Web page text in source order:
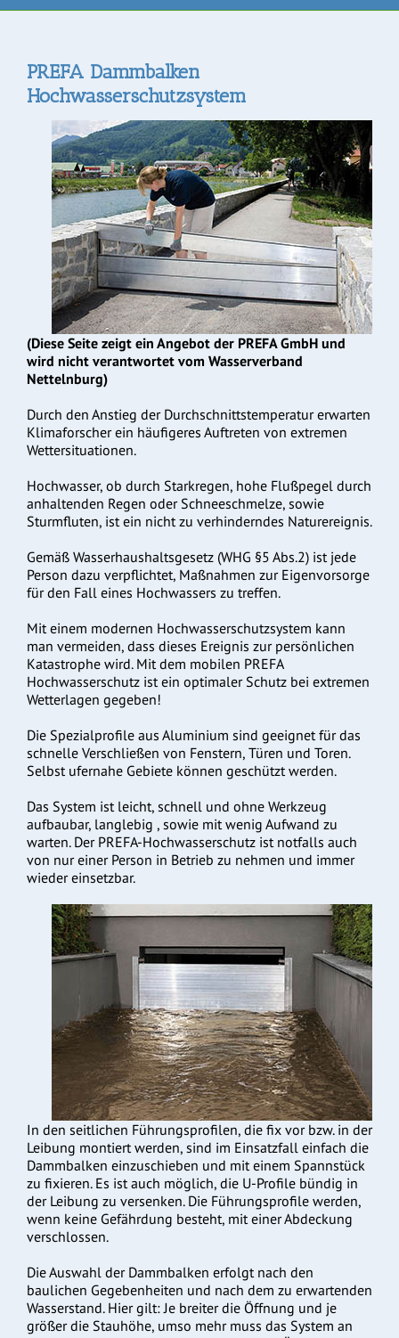
PREFA Dammbalken
Hochwasserschutzsystem
(Diese Seite zeigt ein Angebot der PREFA GmbH und
wird nicht verantwortet vom Wasserverband
Nettelnburg)
Durch den Anstieg der Durchschnittstemperatur erwarten
Klimaforscher ein häufigeres Auftreten von extremen
Wettersituationen.
Hochwasser, ob durch Starkregen, hohe Flußpegel durch
anhaltenden Regen oder Schneeschmelze, sowie
Sturmfluten, ist ein nicht zu verhinderndes Naturereignis.
Gemäß Wasserhaushaltsgesetz (WHG §5 Abs.2) ist jede
Person dazu verpflichtet, Maßnahmen zur Eigenvorsorge
für den Fall eines Hochwassers zu treffen.
Mit einem modernen Hochwasserschutzsystem kann
man vermeiden, dass dieses Ereignis zur persönlichen
Katastrophe wird. Mit dem mobilen PREFA
Hochwasserschutz ist ein optimaler Schutz bei extremen
Wetterlagen gegeben!
Die Spezialprofile aus Aluminium sind geeignet für das
schnelle Verschließen von Fenstern, Türen und Toren.
Selbst ufernahe Gebiete können geschützt werden.
Das System ist leicht, schnell und ohne Werkzeug
aufbaubar, langlebig , sowie mit wenig Aufwand zu
warten. Der PREFA-Hochwasserschutz ist notfalls auch
von nur einer Person in Betrieb zu nehmen und immer
wieder einsetzbar.
In den seitlichen Führungsprofilen, die fix vor bzw. in der
Leibung montiert werden, sind im Einsatzfall einfach die
Dammbalken einzuschieben und mit einem Spannstück
zu fixieren. Es ist auch möglich, die U-Profile bündig in
der Leibung zu versenken. Die Führungsprofile werden,
wenn keine Gefährdung besteht, mit einer Abdeckung
verschlossen.
Die Auswahl der Dammbalken erfolgt nach den
baulichen Gegebenheiten und nach dem zu erwartenden
Wasserstand. Hier gilt: Je breiter die Öffnung und je
größer die Stauhöhe, umso mehr muss das System an